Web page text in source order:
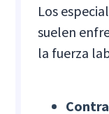
Los
suelen
la fuerza